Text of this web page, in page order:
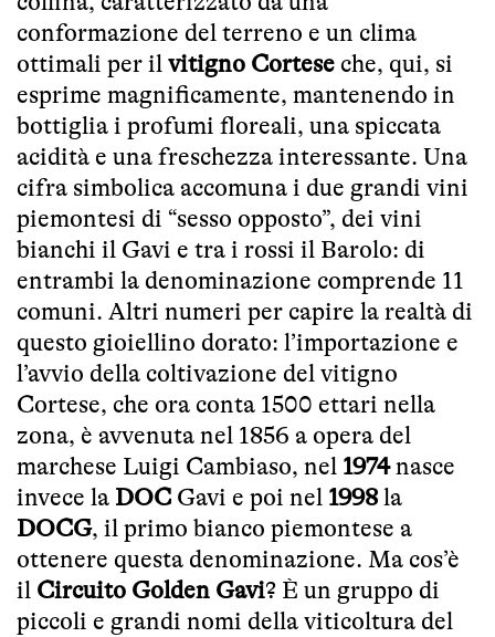
conformazione del terreno e un clima
ottimali per il vitigno Cortese che, qui, si
esprime magnificamente, mantenendo in
bottiglia i profumi floreali, una spiccata
acidità e una freschezza interessante. Una
cifra simbolica accomuna i due grandi vini
piemontesi di “sesso opposto”, dei vini
bianchi il Gavi e tra i rossi il Barolo: di
entrambi la denominazione comprende 11
comuni. Altri numeri per capire la realtà di
questo gioiellino dorato: l’importazione e
l’avvio della coltivazione del vitigno
Cortese, che ora conta 1500 ettari nella
zona, è avvenuta nel 1856 a opera del
marchese Luigi Cambiaso, nel 1974nasce
invece la DOC Gavi e poi nel 1998 la
DOCG, il primo bianco piemontese a
ottenere questa denominazione. Ma cos’è
il Circuito Golden Gavi? È un gruppo di
piccoli e grandi nomi della viticoltura del